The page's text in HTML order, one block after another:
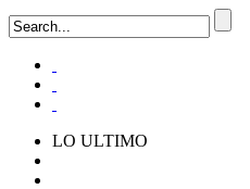
LO ULTIMO